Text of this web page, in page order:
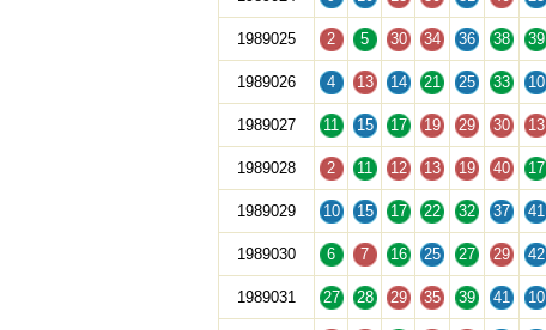
1989025 2 5 30 34 36 38 39
1989026 4 13 14 21 25 33 10
1989027 11 15 17 19 29 30 13
1989028 2 11 12 13 19 40 17
1989029 10 15 17 22 32 37 41
1989030 6 7 16 25 27 29 42
1989031 27 28 29 35 39 41 10